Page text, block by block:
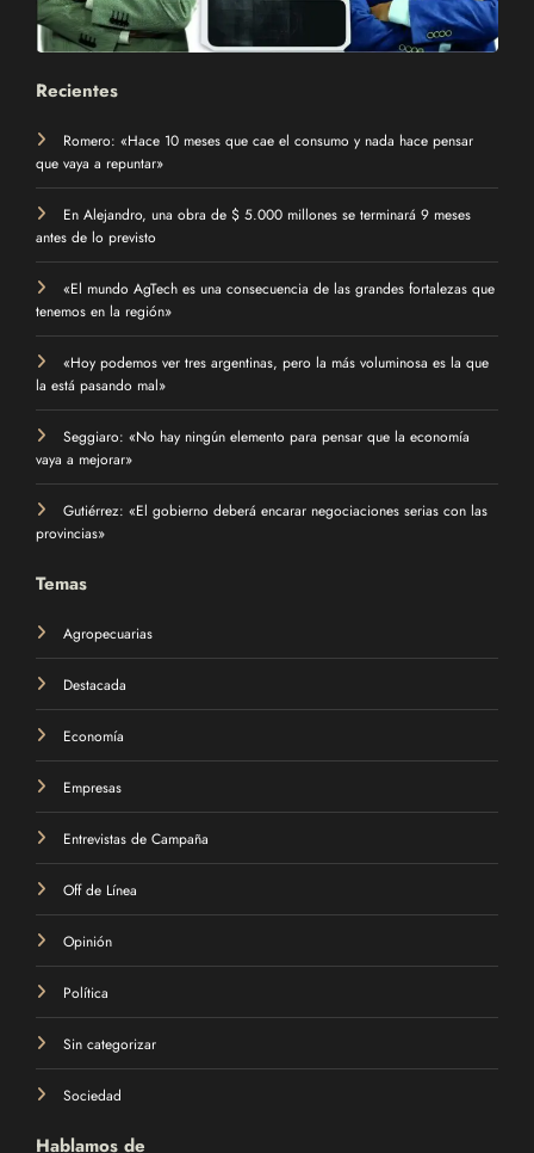
Recientes
Romero: «Hace 10 meses que cae el consumo y nada hace pensar
que vaya a repuntar»
En Alejandro, una obra de $ 5.000 millones se terminará 9 meses
antes de lo previsto
«El mundo AgTech es una consecuencia de las grandes fortalezas que
tenemos en la región»
«Hoy podemos ver tres argentinas, pero la más voluminosa es la que
la está pasando mal»
Seggiaro: «No hay ningún elemento para pensar que la economía
vaya a mejorar»
Gutiérrez: «El gobierno deberá encarar negociaciones serias con las
provincias»
Temas
Agropecuarias
Destacada
Economía
Empresas
Entrevistas de Campaña
Off de Línea
Opinión
Política
Sin categorizar
Sociedad
Hablamos de